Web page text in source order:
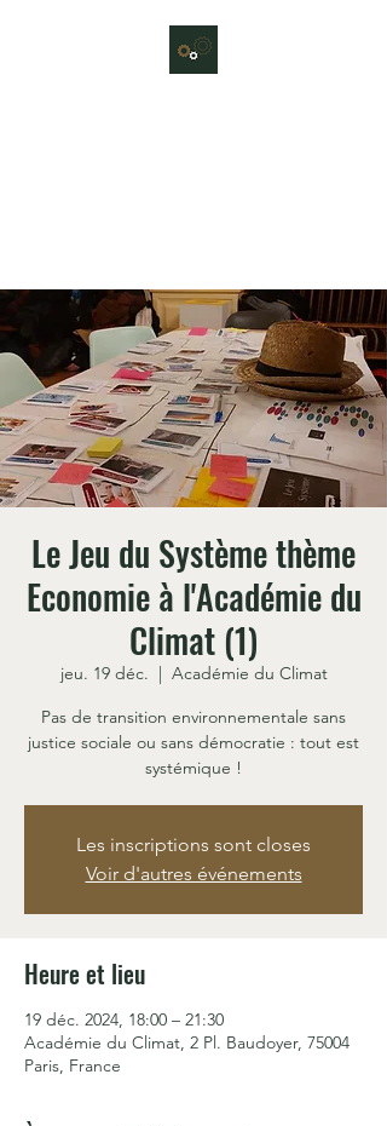
Le Jeu du Système thème
Economie à l'Académie du
Climat (1)
jeu. 19 déc.
  |
Académie du Climat
Pas de transition environnementale sans
justice sociale ou sans démocratie : tout est
systémique !
Les inscriptions sont closes
Voir d'autres événements
Heure et lieu
19 déc. 2024, 18:00 – 21:30
Académie du Climat, 2 Pl. Baudoyer, 75004
Paris, France